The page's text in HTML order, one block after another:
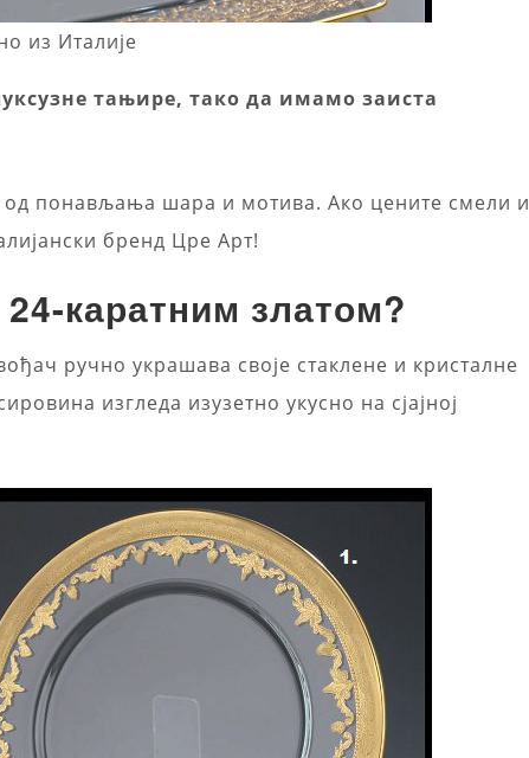
из Италије
тањире, тако да имамо заиста
понављања шара и мотива. Ако цените смели и
бренд Цре Арт!
каратним златом?
ручно украшава своје стаклене и кристалне
изгледа изузетно укусно на сјајној